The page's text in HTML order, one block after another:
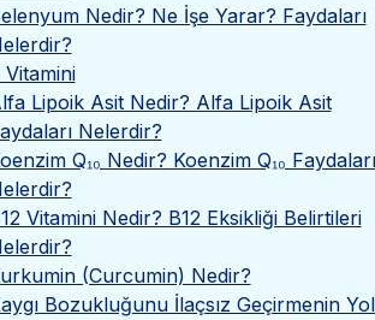
Nedir? Ne İşe Yarar? Faydaları
Vitamini
Lipoik Asit Nedir? Alfa Lipoik Asit
Nelerdir?
Q₁₀ Nedir? Koenzim Q₁₀ Faydaları
Vitamini Nedir? B12 Eksikliği Belirtileri
(Curcumin) Nedir?
Bozukluğunu İlaçsız Geçirmenin